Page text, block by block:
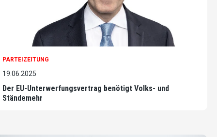
PARTEIZEITUNG
19.06.2025
Der EU-Unterwerfungsvertrag benötigt Volks- und
Ständemehr